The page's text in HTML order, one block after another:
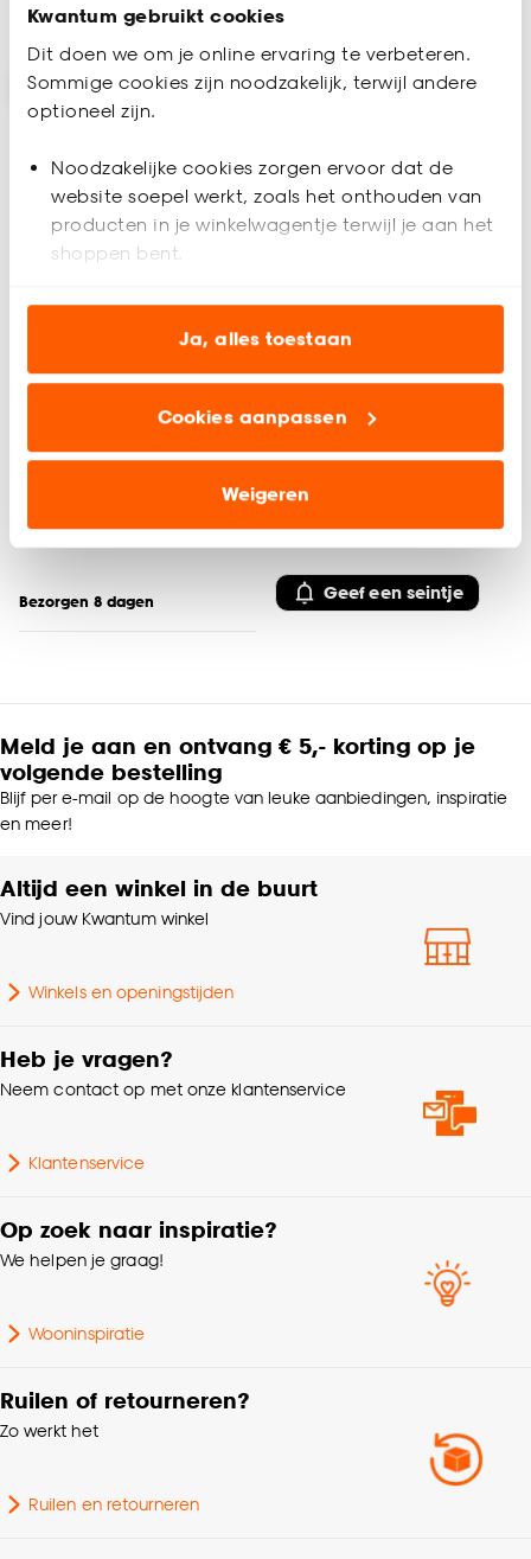
Kwantum gebruikt cookies
Dit doen we om je online ervaring te verbeteren.
Sommige cookies zijn noodzakelijk, terwijl andere
optioneel zijn.
Noodzakelijke cookies zorgen ervoor dat de
website soepel werkt, zoals het onthouden van
producten in je winkelwagentje terwijl je aan het
shoppen bent.
Analytische cookies (optioneel) helpen ons de
website te verbeteren voor jou en al onze andere
Marketing cookies (optioneel) laten jou
relevante informatie en aanbiedingen zien op
advertenties en communicatie.
van alle cookies, of klik op ‘weigeren’ om alleen de
Goed om te weten is dat je deze keuze altijd nog
kan aanpassen, bekijk hiervoor onze
cookieverklaring
Ja, alles toestaan
Cookies aanpassen
Weigeren
Bezorgen 8 dagen Bezorgen 8 dagen
23. / m²
Bezorgen 8 dagen
Vinyl Motown Eiken
Visgraat
19.
- / m²
Geef een seintje
Meld je aan en ontvang € 5,- korting op je
volgende bestelling
Blijf per e-mail op de hoogte van leuke aanbiedingen, inspiratie
en meer!
Altijd een winkel in de buurt
Vind jouw Kwantum winkel
Winkels en openingstijden
Heb je vragen?
Neem contact op met onze klantenservice
Klantenservice
Op zoek naar inspiratie?
We helpen je graag!
Wooninspiratie
Ruilen of retourneren?
Zo werkt het
Ruilen en retourneren